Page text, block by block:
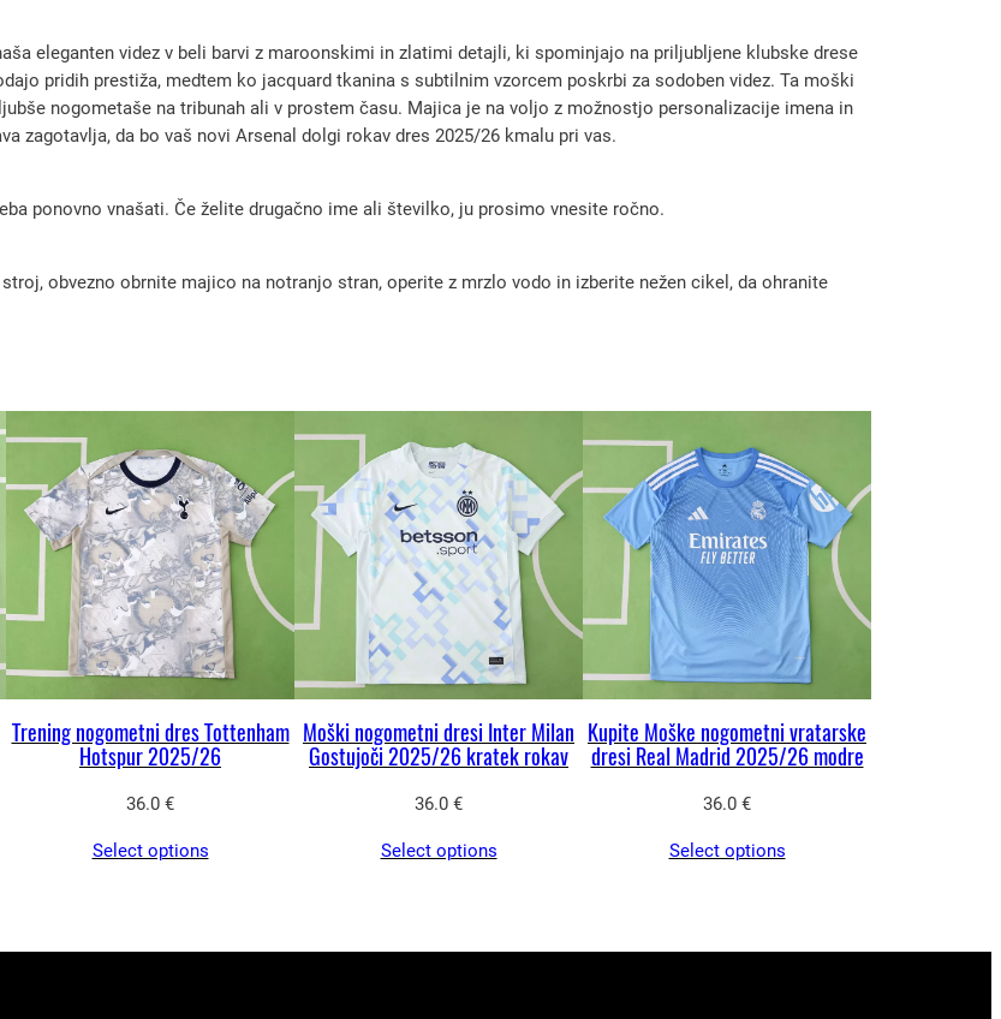
5
/
2
6
r
t
o
g
m
e
d
e
š
eleganten videz v beli barvi z maroonskimi in zlatimi detajli, ki spominjajo na priljubljene klubske drese
pridih prestiža, medtem ko jacquard tkanina s subtilnim vzorcem poskrbi za sodoben videz. Ta moški
nogometaše na tribunah ali v prostem času. Majica je na voljo z možnostjo personalizacije imena in
zagotavlja, da bo vaš novi Arsenal dolgi rokav dres 2025/26 kmalu pri vas.
ponovno vnašati. Če želite drugačno ime ali številko, ju prosimo vnesite ročno.
obvezno obrnite majico na notranjo stran, operite z mrzlo vodo in izberite nežen cikel, da ohranite
Trening nogometni dres Tottenham
Hotspur 2025/26
36.0 €
Select options
Moški nogometni dresi Inter Milan
Gostujoči 2025/26 kratek rokav
36.0 €
Select options
Kupite Moške nogometni vratarske
dresi Real Madrid 2025/26 modre
36.0 €
Select options